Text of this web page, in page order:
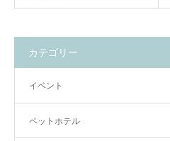
カテゴリー
イベント
ペットホテル